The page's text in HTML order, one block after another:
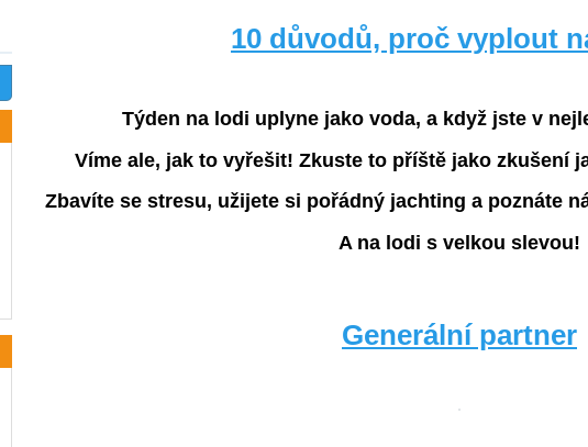
10 důvodů, proč vyplout
Týden na lodi uplyne jako voda, a když jste v
Víme ale, jak to vyřešit! Zkuste to příště jako zkušení
Zbavíte se stresu, užijete si pořádný jachting a poznáte
A na lodi s velkou slevou!
Generální partner